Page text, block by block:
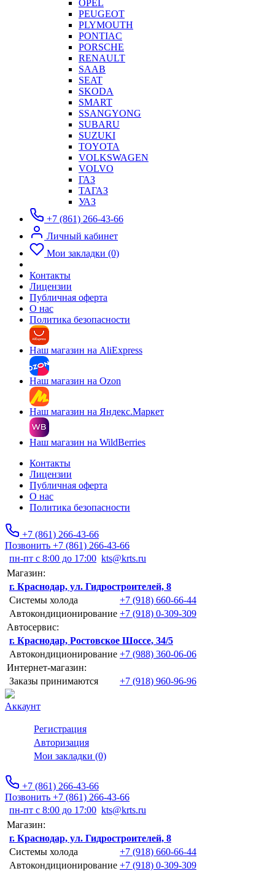
OPEL
PEUGEOT
PLYMOUTH
PONTIAC
PORSCHE
RENAULT
SAAB
SEAT
SKODA
SMART
SSANGYONG
SUBARU
SUZUKI
TOYOTA
VOLKSWAGEN
VOLVO
ГАЗ
ТАГАЗ
УАЗ
+7 (861) 266-43-66
Личный кабинет
Мои закладки (0)
Контакты
Лицензии
Публичная оферта
О нас
Политика безопасности
Наш магазин на AliExpress
Наш магазин на Ozon
Наш магазин на Яндекс.Маркет
Наш магазин на WildBerries
Контакты
Лицензии
Публичная оферта
О нас
Политика безопасности
+7 (861) 266-43-66
Позвонить +7 (861) 266-43-66
пн-пт с 8:00 до 17:00 kts@krts.ru
Магазин:
г. Краснодар, ул. Гидростроителей, 8
Системы холода
+7 (918) 660-66-44
Автокондиционирование +7 (918) 0-309-309
Автосервис:
г. Краснодар, Ростовское Шоссе, 34/5
Автокондиционирование +7 (988) 360-06-06
Интернет-магазин:
Заказы принимаются
+7 (918) 960-96-96
Аккаунт
Регистрация
Авторизация
Мои закладки (0)
+7 (861) 266-43-66
Позвонить +7 (861) 266-43-66
пн-пт с 8:00 до 17:00 kts@krts.ru
Магазин:
г. Краснодар, ул. Гидростроителей, 8
Системы холода
+7 (918) 660-66-44
Автокондиционирование +7 (918) 0-309-309